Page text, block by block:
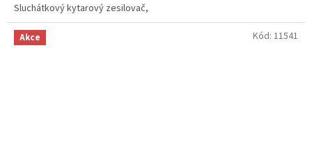
Sluchátkový kytarový zesilovač,
Akce Kód: 11541